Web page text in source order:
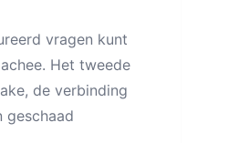
vragen kunt
Het tweede
de verbinding
geschaad